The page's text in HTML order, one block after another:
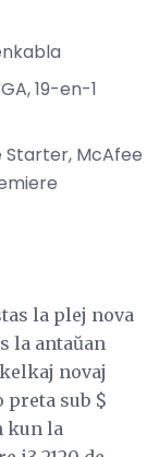
19-en-1
Starter, McAfee
la plej nova
la antaŭan
novaj
preta sub $
kun la